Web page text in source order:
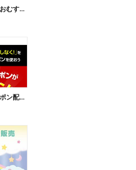
【おトク】大谷選手ファミマおむすび割
【おトク】お店で使えるクーポン配信中